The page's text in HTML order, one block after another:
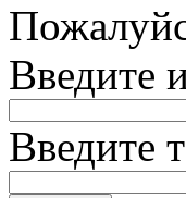
Введите
Введите